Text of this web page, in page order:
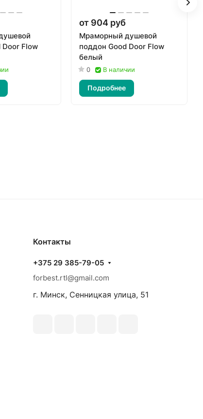
Door Flow
от 904 руб
Мраморный душевой
поддон Good Door Flow
белый
0 В наличии
Подробнее
Контакты
+375 29 385-79-05
forbest.rtl@gmail.com
г. Минск, Сенницкая улица, 51